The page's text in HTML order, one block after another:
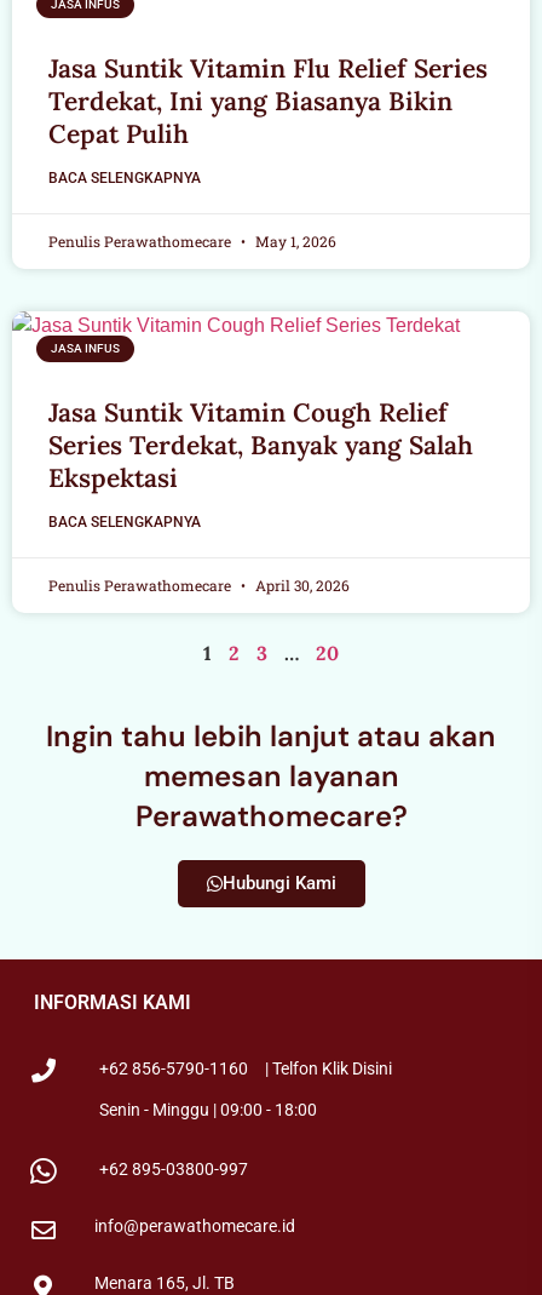
JASA INFUS
Jasa Suntik Vitamin Flu Relief Series
Terdekat, Ini yang Biasanya Bikin
Cepat Pulih
BACA SELENGKAPNYA
Penulis Perawathomecare May 1, 2026
JASA INFUS
Jasa Suntik Vitamin Cough Relief
Series Terdekat, Banyak yang Salah
Ekspektasi
BACA SELENGKAPNYA
Penulis Perawathomecare April 30, 2026
1 2 3 … 20
Ingin tahu lebih lanjut atau akan
memesan layanan
Perawathomecare?
Hubungi Kami
INFORMASI KAMI
| Telfon Klik Disini
+62 856-5790-1160
Senin - Minggu | 09:00 - 18:00
+62 895-03800-997
info@perawathomecare.id
Menara 165, Jl. TB